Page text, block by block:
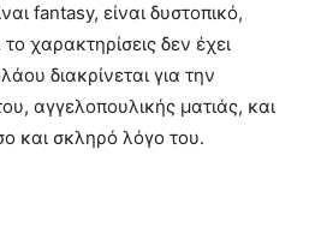
fantasy, είναι δυστοπικό,
χαρακτηρίσεις δεν έχει
διακρίνεται για την
αγγελοπουλικής ματιάς, και
και σκληρό λόγο του.